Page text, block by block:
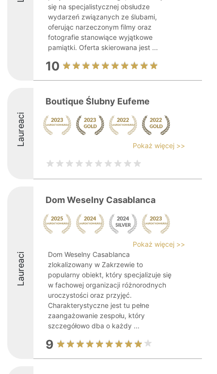
się na specjalistycznej obsłudze
wydarzeń związanych ze ślubami,
oferując narzeczonym filmy oraz
fotografie stanowiące wyjątkowe
pamiątki. Oferta skierowana jest ...
10
Laureaci
Boutique Ślubny Eufeme
Pokaż więcej >>
Laureaci
Dom Weselny Casablanca
Pokaż więcej >>
Dom Weselny Casablanca
zlokalizowany w Zakrzewie to
popularny obiekt, który specjalizuje się
w fachowej organizacji różnorodnych
uroczystości oraz przyjęć.
Charakterystyczne jest tu pełne
zaangażowanie zespołu, który
szczegółowo dba o każdy ...
9